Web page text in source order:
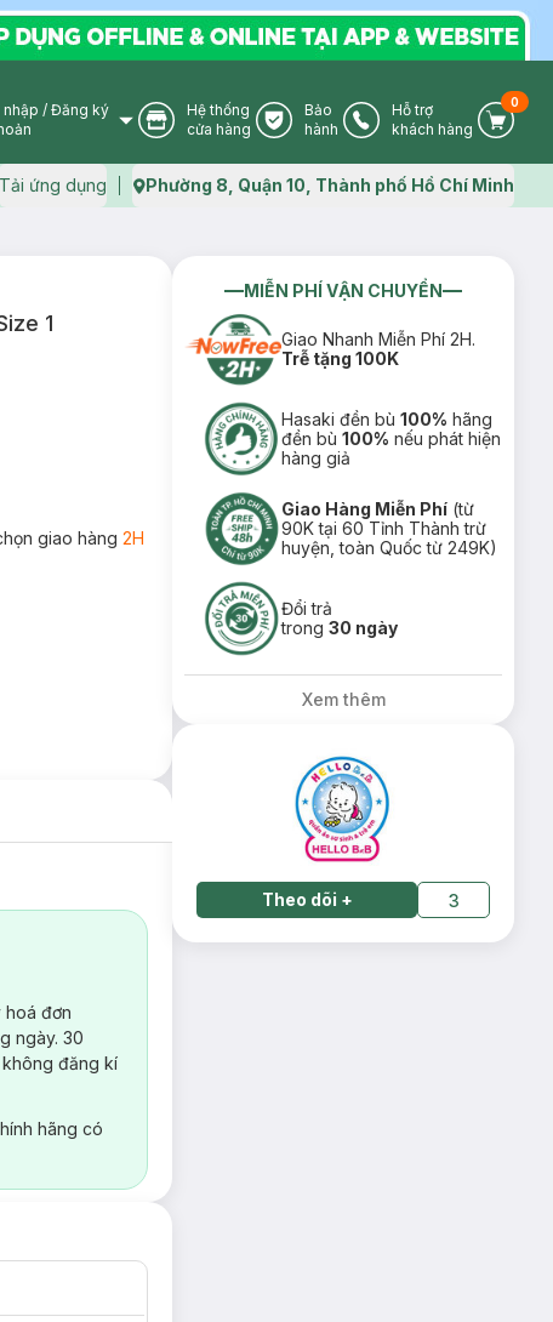
User Icon
/ Đăng ký
Store Icon
Hệ thống
cửa hàng
Warranty Icon
Bảo
hành
Phone Icon
Hỗ trợ
khách hàng
Cart
0
Tải ứng dụng Map icon
Phường 8, Quận 10, Thành phố Hồ Chí Minh
1
giao hàng 2H
hoá đơn
ngày. 30
đăng kí
hãng có
MIỄN PHÍ VẬN CHUYỂN
Giao Nhanh Miễn Phí 2H.
Trễ tặng 100K
Hasaki đền bù100% hãng
đền bù100% nếu phát hiện
hàng giả
Giao Hàng Miễn Phí (từ
90K tại 60 Tỉnh Thành trừ
huyện, toàn Quốc từ 249K)
Đổi trả
trong30 ngày
Xem thêm
Theo dõi + 3